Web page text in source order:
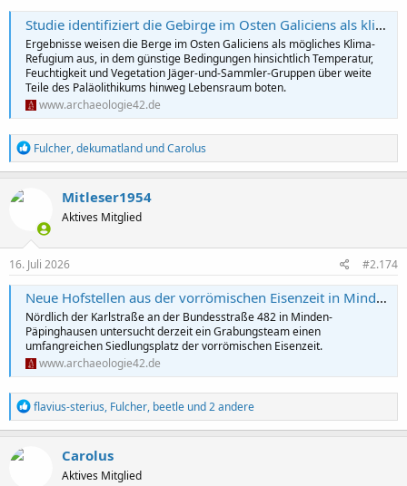
Studie identifiziert die Gebirge im Osten Galiciens als klimatischen Rückzugsort für die letzten Neandertaler
Ergebnisse weisen die Berge im Osten Galiciens als mögliches Klima-
Refugium aus, in dem günstige Bedingungen hinsichtlich Temperatur,
Feuchtigkeit und Vegetation Jäger-und-Sammler-Gruppen über weite
Teile des Paläolithikums hinweg Lebensraum boten.
www.archaeologie42.de
R
e
a
o
n
e
:
Fulcher,dekumatland undCarolus
Mitleser1954
Aktives Mitglied
16. Juli 2026 #2.174
Neue Hofstellen aus der vorrömischen Eisenzeit in Minden-Päpinghausen entdeckt
Nördlich der Karlstraße an der Bundesstraße 482 in Minden-
Päpinghausen untersucht derzeit ein Grabungsteam einen
umfangreichen Siedlungsplatz der vorrömischen Eisenzeit.
www.archaeologie42.de
R
e
a
flavius-sterius, Fulcher, beetle und 2 andere
Carolus
Aktives Mitglied